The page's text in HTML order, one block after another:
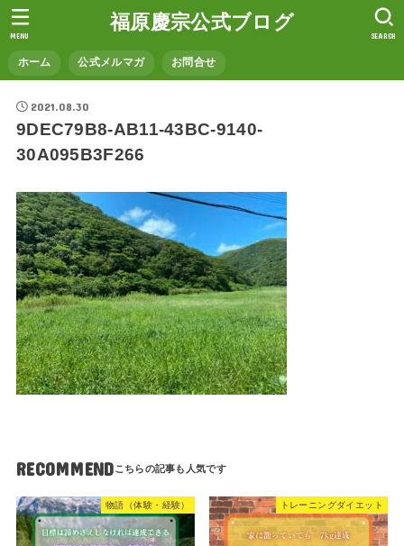
福原慶宗公式ブログ
ホーム 公式メルマガ お問合せ
SEARCH
MENU
2021.08.30
9DEC79B8-AB11-43BC-9140-
30A095B3F266
RECOMMEND
物語（体験・経験） トレーニングダイエット